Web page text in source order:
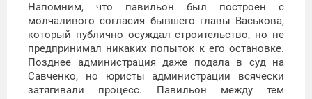
Напомним, что павильон был построен с
молчаливого согласия бывшего главы Васькова,
который публично осуждал строительство, но не
предпринимал никаких попыток к его остановке.
Позднее администрация даже подала в суд на
Савченко, но юристы администрации всячески
затягивали процесс. Павильон между тем